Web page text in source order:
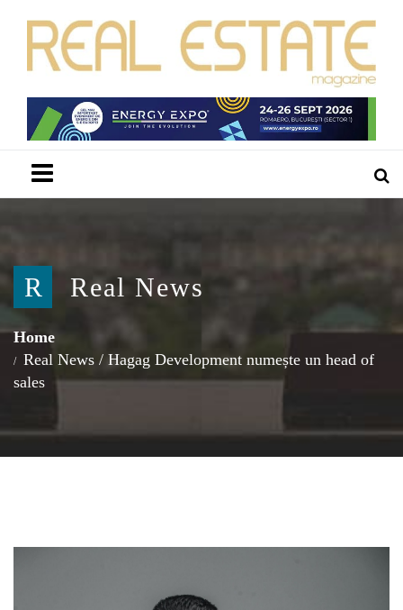
R Real News
Home
Real News / Hagag Development numește un head of
sales